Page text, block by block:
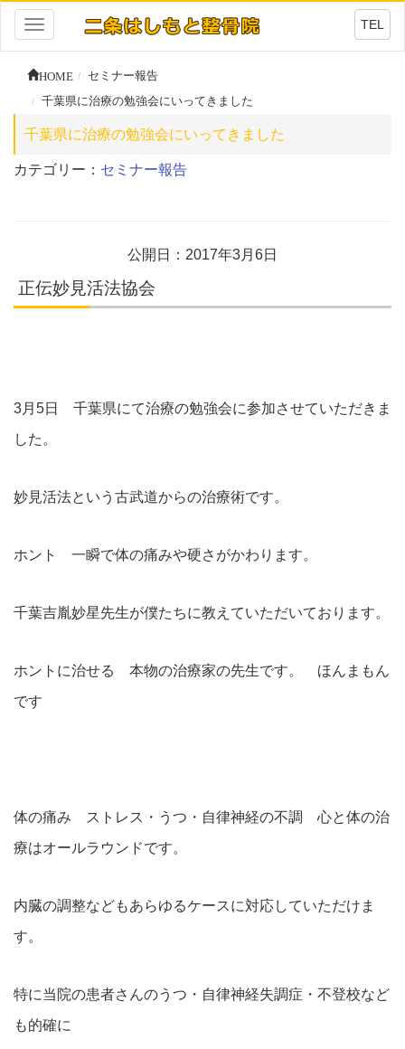
Toggle
navigation
TEL
HOME
セミナー報告
千葉県に治療の勉強会にいってきました
千葉県に治療の勉強会にいってきました
カテゴリー： セミナー報告
公開日：2017年3月6日
正伝妙見活法協会
3月5日 千葉県にて治療の勉強会に参加させていただきま
した。
妙見活法という古武道からの治療術です。
ホント 一瞬で体の痛みや硬さがかわります。
千葉吉胤妙星先生が僕たちに教えていただいております。
ホントに治せる 本物の治療家の先生です。 ほんまもん
です
体の痛み ストレス・うつ・自律神経の不調 心と体の治
療はオールラウンドです。
内臓の調整などもあらゆるケースに対応していただけま
す。
特に当院の患者さんのうつ・自律神経失調症・不登校など
も的確に